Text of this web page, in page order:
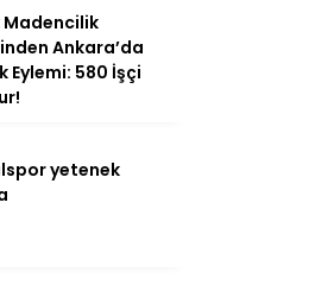
Kahramanmaraş
Madencilik
Ankara’da
Eylemi: 580 İşçi
yetenek